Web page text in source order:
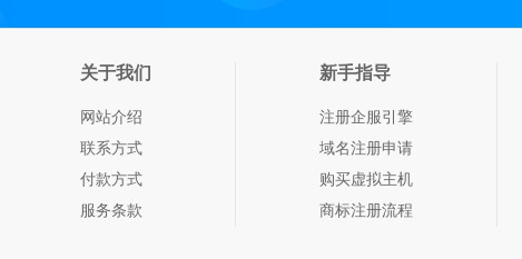
关于我们
网站介绍
联系方式
付款方式
服务条款
新手指导
注册企服引擎
域名注册申请
购买虚拟主机
商标注册流程